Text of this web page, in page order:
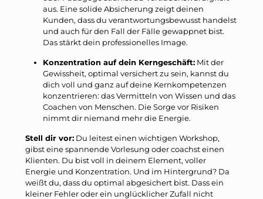
aus. Eine solide Absicherung zeigt deinen
Kunden, dass du verantwortungsbewusst handelst
und auch für den Fall der Fälle gewappnet bist.
Das stärkt dein professionelles Image.
Konzentration auf dein Kerngeschäft: Mit der
Gewissheit, optimal versichert zu sein, kannst du
dich voll und ganz auf deine Kernkompetenzen
konzentrieren: das Vermitteln von Wissen und das
Coachen von Menschen. Die Sorge vor Risiken
nimmt dir niemand mehr die Energie.
Stell dir vor: Du leitest einen wichtigen Workshop,
gibst eine spannende Vorlesung oder coachst einen
Klienten. Du bist voll in deinem Element, voller
Energie und Konzentration. Und im Hintergrund? Da
weißt du, dass du optimal abgesichert bist. Dass ein
kleiner Fehler oder ein unglücklicher Zufall nicht